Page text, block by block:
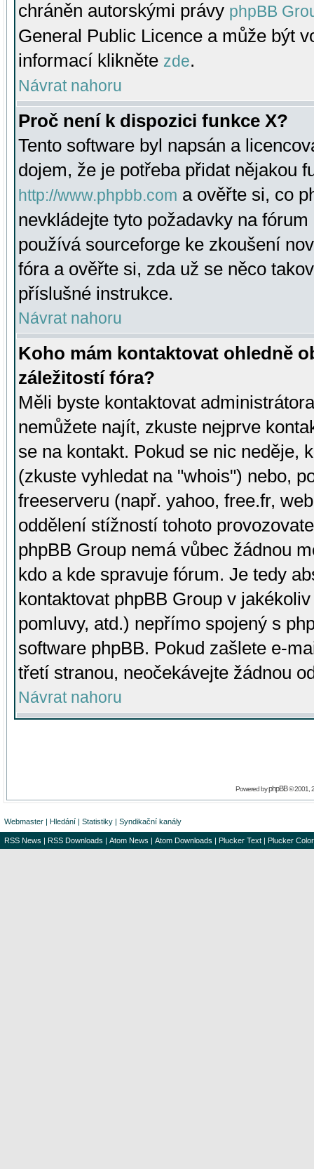
chráněn autorskými právy phpBB
General Public Licence a může být
informací klikněte zde.
Návrat nahoru
Proč není k dispozici funkce X?
Tento software byl napsán a
dojem, že je potřeba přidat nějakou
http://www.phpbb.com a ověřte si, co
nevkládejte tyto požadavky na
používá sourceforge ke zkoušení
fóra a ověřte si, zda už se něco
příslušné instrukce.
Návrat nahoru
Koho mám kontaktovat ohledně
záležitostí fóra?
Měli byste kontaktovat
nemůžete najít, zkuste nejprve
se na kontakt. Pokud se nic neděje,
(zkuste vyhledat na "whois") nebo,
freeserveru (např. yahoo, free.fr,
oddělení stížností tohoto
phpBB Group nemá vůbec žádnou
kdo a kde spravuje fórum. Je tedy
kontaktovat phpBB Group v
pomluvy, atd.) nepřímo spojený s
software phpBB. Pokud zašlete e-
třetí stranou, neočekávejte žádnou
Návrat nahoru
Powered byphpBB© 2001,
Webmaster | Hledání | Statistiky | Syndikační kanály
RSS News | RSS Downloads | Atom News | Atom Downloads | Plucker Text | Plucker Color